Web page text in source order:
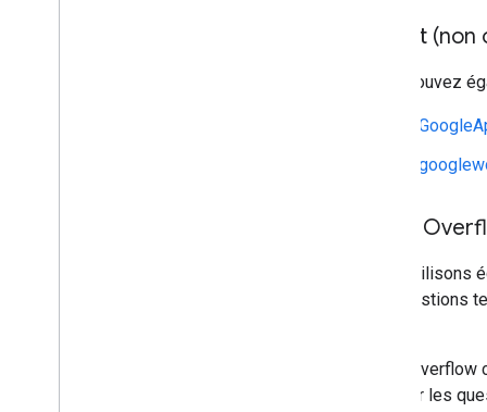
Reddit
Vous pouvez
r/
r/
Stack
Nous utilisons
aux questions
Stack
marquer les